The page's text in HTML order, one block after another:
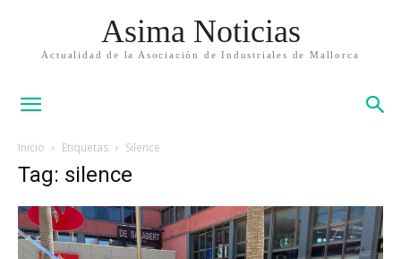
Asima Noticias
Actualidad de la Asociación de Industriales de Mallorca
Inicio Etiquetas Silence
Tag: silence